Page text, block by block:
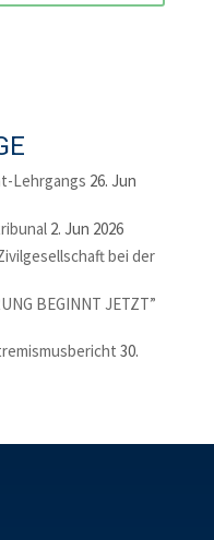
Lehrgangs 26. Jun
2. Jun 2026
bei der
BEGINNT JETZT”
30.